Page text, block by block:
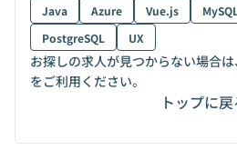
Java
Azure Vue.js
PostgreSQL
UX
お探しの求人が見つからない場合
をご利用ください。
トップに戻